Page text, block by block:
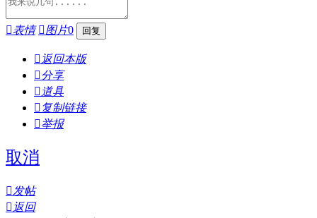
表情 图片0
 返回本版
分享
 道具
 复制链接
举报
取消
发帖
 返回